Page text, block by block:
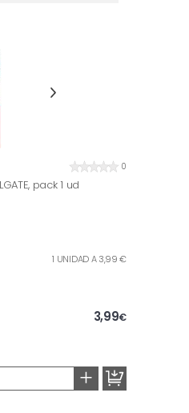
0
pack 1 ud
1 UNIDAD A 3,99 €
3,99€
+